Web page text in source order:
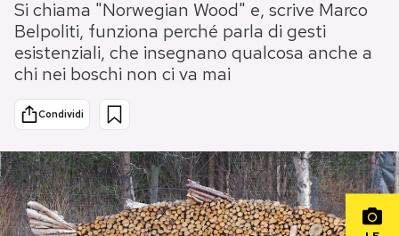
Internet
Scienza
Cultura
Economia
Sport
Ok Boomer!
Media
Europa
PODCAST
Si chiama "Norwegian Wood" e, scrive Marco
Belpoliti, funziona perché parla di gesti
esistenziali, che insegnano qualcosa anche a
chi nei boschi non ci va mai
Condividi